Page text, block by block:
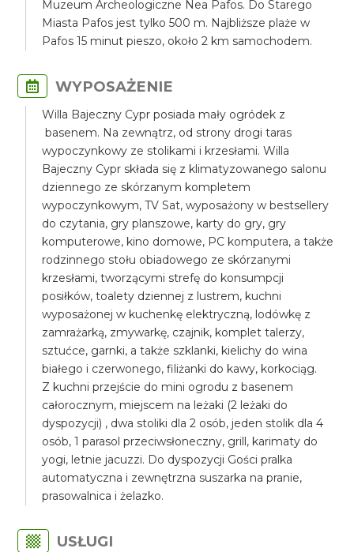
Muzeum Archeologiczne Nea Pafos. Do Starego
Miasta Pafos jest tylko 500 m. Najbliższe plaże w
Pafos 15 minut pieszo, około 2 km samochodem.
WYPOSAŻENIE
Willa Bajeczny Cypr posiada mały ogródek z
basenem. Na zewnątrz, od strony drogi taras
wypoczynkowy ze stolikami i krzesłami. Willa
Bajeczny Cypr składa się z klimatyzowanego salonu
dziennego ze skórzanym kompletem
wypoczynkowym, TV Sat, wyposażony w bestsellery
do czytania, gry planszowe, karty do gry, gry
komputerowe, kino domowe, PC komputera, a także
rodzinnego stołu obiadowego ze skórzanymi
krzesłami, tworzącymi strefę do konsumpcji
posiłków, toalety dziennej z lustrem, kuchni
wyposażonej w kuchenkę elektryczną, lodówkę z
zamrażarką, zmywarkę, czajnik, komplet talerzy,
sztućce, garnki, a także szklanki, kielichy do wina
białego i czerwonego, filiżanki do kawy, korkociąg.
Z kuchni przejście do mini ogrodu z basenem
całorocznym, miejscem na leżaki (2 leżaki do
dyspozycji) , dwa stoliki dla 2 osób, jeden stolik dla 4
osób, 1 parasol przeciwsłoneczny, grill, karimaty do
yogi, letnie jacuzzi. Do dyspozycji Gości pralka
automatyczna i zewnętrzna suszarka na pranie,
prasowalnica i żelazko.
USŁUGI